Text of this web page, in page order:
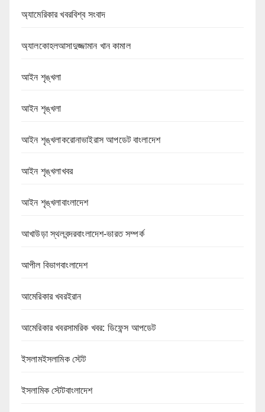
অ্যামেরিকার খবরবিশ্ব সংবাদ
অ্যালকোহলআসাদুজ্জামান খান কামাল
আইন শৃঙ্খলা
আইন শৃঙ্খলা
আইন শৃঙ্খলাকরোনাভাইরাস আপডেট বাংলাদেশ
আইন শৃঙ্খলাখবর
আইন শৃঙ্খলাবাংলাদেশ
আখাউড়া স্থলবন্দরবাংলাদেশ-ভারত সম্পর্ক
আপীল বিভাগবাংলাদেশ
আমেরিকার খবরইরান
আমেরিকার খবরসামরিক খবর: ডিফেন্স আপডেট
ইসলামইসলামিক স্টেট
ইসলামিক স্টেটবাংলাদেশ